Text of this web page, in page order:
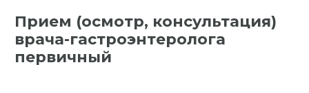
Прием (осмотр, консультация)
врача-гастроэнтеролога
первичный